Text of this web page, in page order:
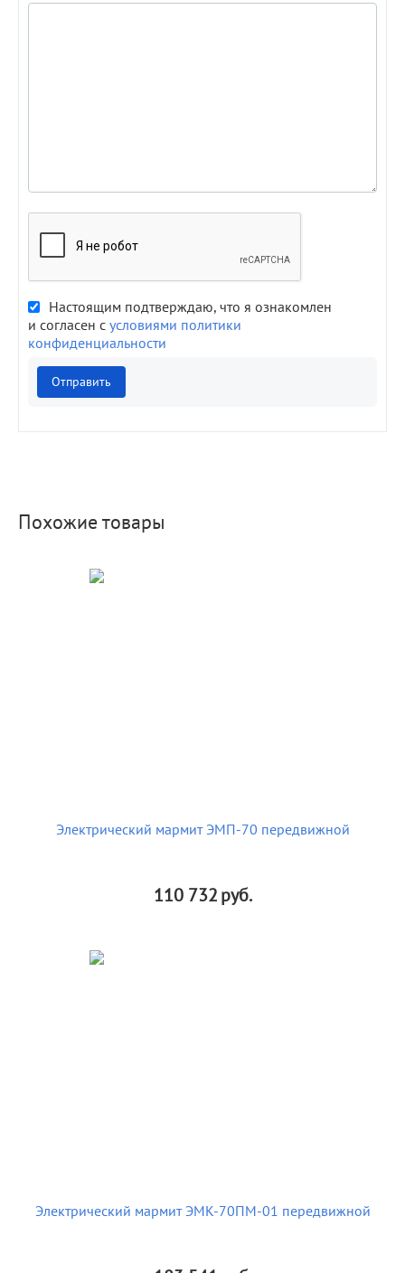
Настоящим подтверждаю, что я ознакомлен
и согласен с условиями политики
конфиденциальности
Отправить
Похожие товары
Электрический мармит ЭМП-70 передвижной
110 732руб.
Электрический мармит ЭМК-70ПМ-01 передвижной